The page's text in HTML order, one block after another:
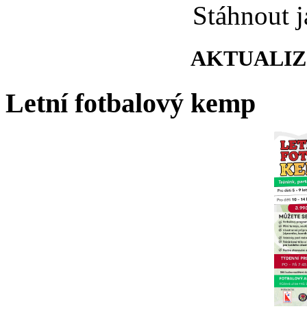
Stáhnout
Letní fotbalový kemp